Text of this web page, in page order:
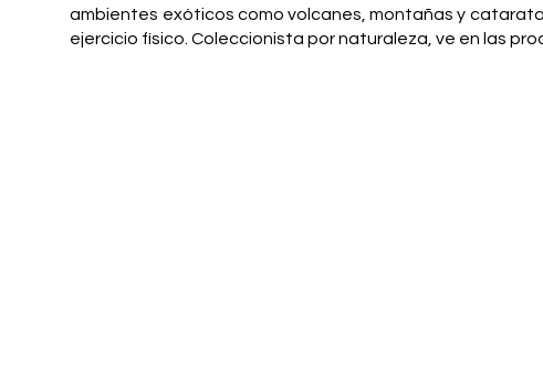
ambientes exóticos como volcanes, montañas y
ejercicio físico. Coleccionista por naturaleza, ve en las